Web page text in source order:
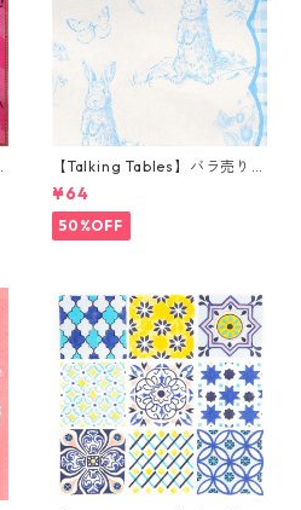
【Talking Tables】バラ売り1
枚 ランチサイズ ペーパーナプ
キン Playful Pierre ホワイトx
ブルー
¥64
50%OFF